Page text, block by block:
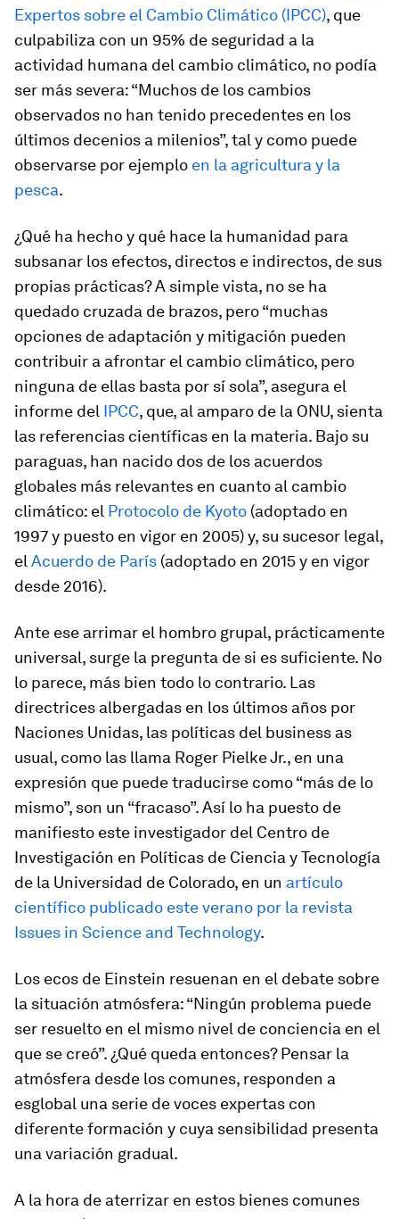
Expertos sobre el Cambio Climático (IPCC), que
culpabiliza con un 95% de seguridad a la
actividad humana del cambio climático, no podía
ser más severa: “Muchos de los cambios
observados no han tenido precedentes en los
últimos decenios a milenios”, tal y como puede
observarse por ejemplo en la agricultura y la
pesca.
¿Qué ha hecho y qué hace la humanidad para
subsanar los efectos, directos e indirectos, de sus
propias prácticas? A simple vista, no se ha
quedado cruzada de brazos, pero “muchas
opciones de adaptación y mitigación pueden
contribuir a afrontar el cambio climático, pero
ninguna de ellas basta por sí sola”, asegura el
informe del IPCC, que, al amparo de la ONU, sienta
las referencias científicas en la materia. Bajo su
paraguas, han nacido dos de los acuerdos
globales más relevantes en cuanto al cambio
climático: el Protocolo de Kyoto (adoptado en
1997 y puesto en vigor en 2005) y, su sucesor legal,
el Acuerdo de París (adoptado en 2015 y en vigor
desde 2016).
Ante ese arrimar el hombro grupal, prácticamente
universal, surge la pregunta de si es suficiente. No
lo parece, más bien todo lo contrario. Las
directrices albergadas en los últimos años por
Naciones Unidas, las políticas del business as
usual, como las llama Roger Pielke Jr., en una
expresión que puede traducirse como “más de lo
mismo”, son un “fracaso”. Así lo ha puesto de
manifiesto este investigador del Centro de
Investigación en Políticas de Ciencia y Tecnología
de la Universidad de Colorado, en un artículo
científico publicado este verano por la revista
Issues in Science and Technology.
Los ecos de Einstein resuenan en el debate sobre
la situación atmósfera: “Ningún problema puede
ser resuelto en el mismo nivel de conciencia en el
que se creó”. ¿Qué queda entonces? Pensar la
atmósfera desde los comunes, responden a
esglobal una serie de voces expertas con
diferente formación y cuya sensibilidad presenta
una variación gradual.
A la hora de aterrizar en estos bienes comunes